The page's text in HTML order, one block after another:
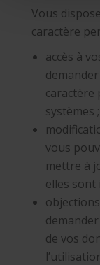
Vous
caractère
accès à
caractère
systèmes ;
vous
mettre à
elles sont
de vos